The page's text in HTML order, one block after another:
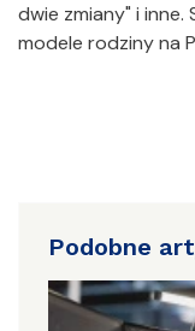
dwie zmiany" i inne.
modele rodziny na
Podobne